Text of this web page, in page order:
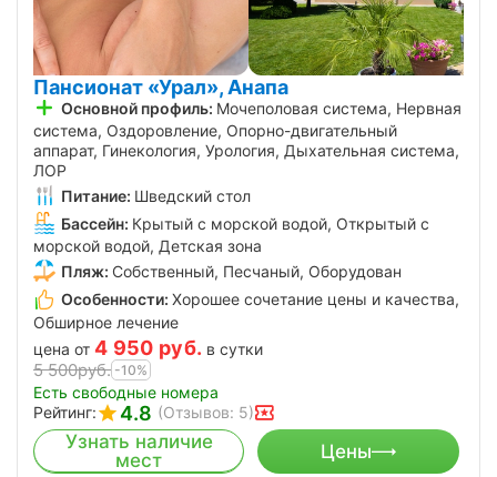
Пансионат «Урал», Анапа
Основной профиль: Мочеполовая система, Нервная
система, Оздоровление, Опорно-двигательный
аппарат, Гинекология, Урология, Дыхательная система,
ЛОР
Питание: Шведский стол
Бассейн: Крытый с морской водой, Открытый с
морской водой, Детская зона
Пляж: Собственный, Песчаный, Оборудован
Особенности: Хорошее сочетание цены и качества,
Обширное лечение
цена от 4 950 руб. в сутки
5 500руб. -10%
Есть свободные номера
Рейтинг:
4.8 (Отзывов: 5)
Узнать наличие
мест
Цены